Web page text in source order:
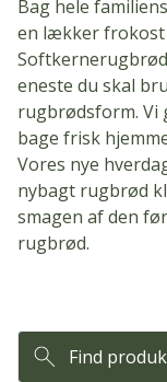
Bag hele
en lækker frokost
eneste du skal
rugbrødsform.
bage frisk
Vores nye
nybagt rugbrød
smagen af den
rugbrød.
Find